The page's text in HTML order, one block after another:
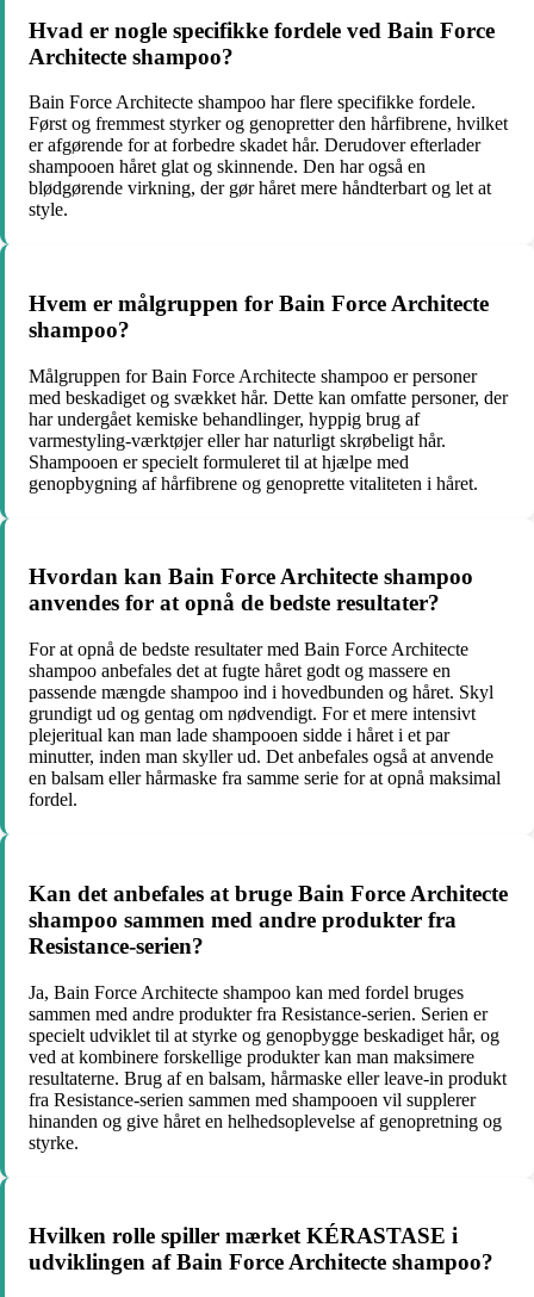
Hvad er nogle specifikke fordele ved Bain Force
Architecte shampoo?
Bain Force Architecte shampoo har flere specifikke fordele.
Først og fremmest styrker og genopretter den hårfibrene, hvilket
er afgørende for at forbedre skadet hår. Derudover efterlader
shampooen håret glat og skinnende. Den har også en
blødgørende virkning, der gør håret mere håndterbart og let at
style.
Hvem er målgruppen for Bain Force Architecte
shampoo?
Målgruppen for Bain Force Architecte shampoo er personer
med beskadiget og svækket hår. Dette kan omfatte personer, der
har undergået kemiske behandlinger, hyppig brug af
varmestyling-værktøjer eller har naturligt skrøbeligt hår.
Shampooen er specielt formuleret til at hjælpe med
genopbygning af hårfibrene og genoprette vitaliteten i håret.
Hvordan kan Bain Force Architecte shampoo
anvendes for at opnå de bedste resultater?
For at opnå de bedste resultater med Bain Force Architecte
shampoo anbefales det at fugte håret godt og massere en
passende mængde shampoo ind i hovedbunden og håret. Skyl
grundigt ud og gentag om nødvendigt. For et mere intensivt
plejeritual kan man lade shampooen sidde i håret i et par
minutter, inden man skyller ud. Det anbefales også at anvende
en balsam eller hårmaske fra samme serie for at opnå maksimal
fordel.
Kan det anbefales at bruge Bain Force Architecte
shampoo sammen med andre produkter fra
Resistance-serien?
Ja, Bain Force Architecte shampoo kan med fordel bruges
sammen med andre produkter fra Resistance-serien. Serien er
specielt udviklet til at styrke og genopbygge beskadiget hår, og
ved at kombinere forskellige produkter kan man maksimere
resultaterne. Brug af en balsam, hårmaske eller leave-in produkt
fra Resistance-serien sammen med shampooen vil supplerer
hinanden og give håret en helhedsoplevelse af genopretning og
styrke.
Hvilken rolle spiller mærket KÉRASTASE i
udviklingen af Bain Force Architecte shampoo?